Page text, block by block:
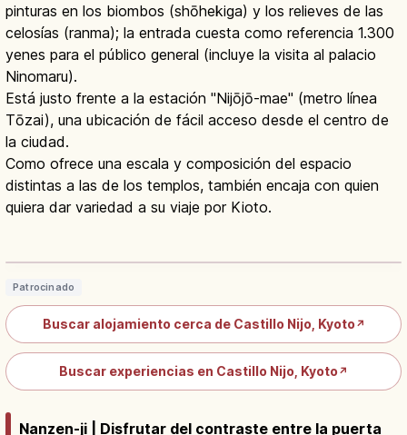
pinturas en los biombos (shōhekiga) y los relieves de las
celosías (ranma); la entrada cuesta como referencia 1.300
yenes para el público general (incluye la visita al palacio
Ninomaru).
Está justo frente a la estación "Nijōjō-mae" (metro línea
Tōzai), una ubicación de fácil acceso desde el centro de
la ciudad.
Como ofrece una escala y composición del espacio
distintas a las de los templos, también encaja con quien
quiera dar variedad a su viaje por Kioto.
Castillo Nijo en Kioto: Palacio
Patrocinado
Buscar alojamiento cerca de Castillo Nijo, Kyoto ↗
Buscar experiencias en Castillo Nijo, Kyoto ↗
Nanzen-ji | Disfrutar del contraste entre la puerta